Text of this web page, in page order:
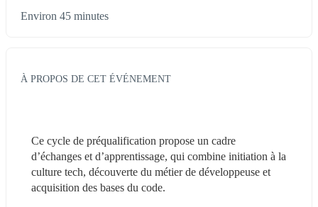
Environ 45 minutes
À PROPOS DE CET ÉVÉNEMENT
Ce cycle de préqualification propose un cadre
d’échanges et d’apprentissage, qui combine initiation à la
culture tech, découverte du métier de développeuse et
acquisition des bases du code.